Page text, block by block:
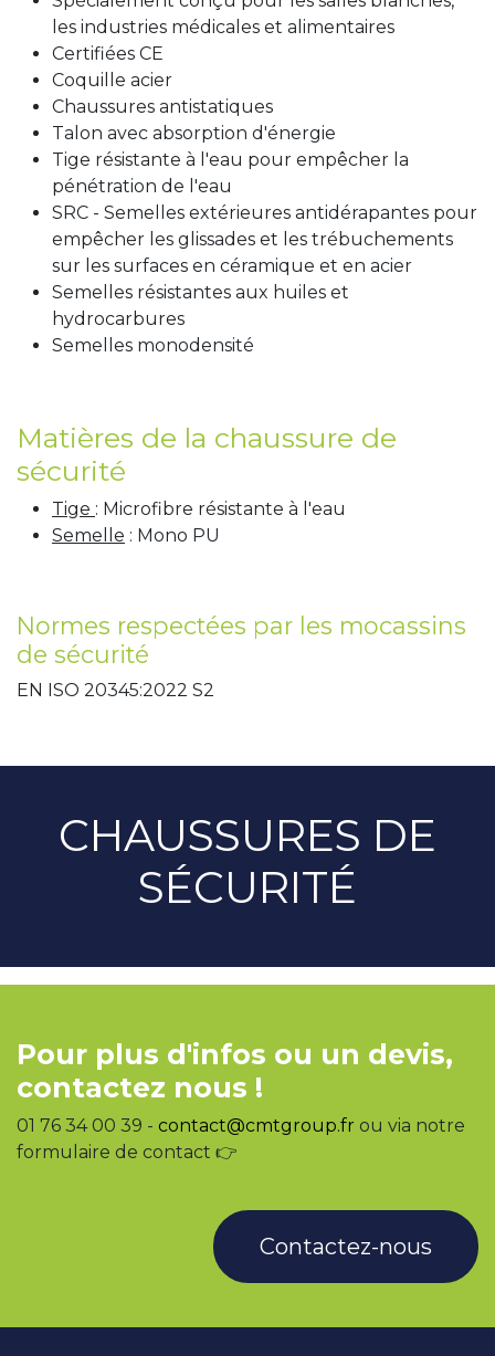
les industries médicales et alimentaires
Certifiées CE
Coquille acier
Chaussures antistatiques
Talon avec absorption d'énergie
Tige résistante à l'eau pour empêcher la
pénétration de l'eau
SRC - Semelles extérieures antidérapantes pour
empêcher les glissades et les trébuchements
sur les surfaces en céramique et en acier
Semelles résistantes aux huiles et
hydrocarbures
Semelles monodensité
Matières de la chaussure de
sécurité
Tige : Microfibre résistante à l'eau
Semelle : Mono PU
Normes respectées par les mocassins
de sécurité
EN ISO 20345:2022 S2
CHAUSSURES DE
SÉCURITÉ
Pour plus d'infos ou un devis,
contactez nous !
01 76 34 00 39 - contact@cmtgroup.fr ou via notre
formulaire de contact 👉
Contactez-nous